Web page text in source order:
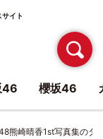
イト
熊崎晴香1st写真集のタ
46 櫻坂46